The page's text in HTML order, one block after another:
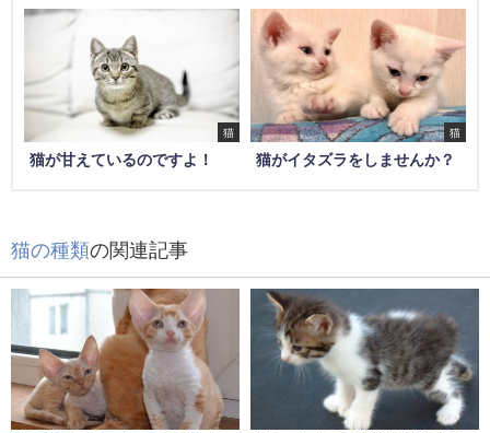
猫
猫が甘えているのですよ！
猫
猫がイタズラをしませんか？
猫の種類の関連記事